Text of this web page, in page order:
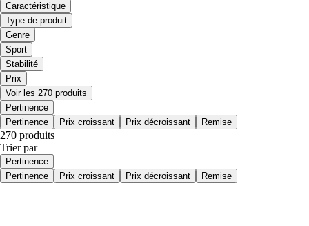
Caractéristique
Type de produit
Genre
Sport
Stabilité
Prix
Voir les 270 produits
Pertinence
Pertinence
Prix croissant Prix décroissant Remise
270 produits
Trier par
Pertinence
Pertinence
Prix croissant Prix décroissant Remise